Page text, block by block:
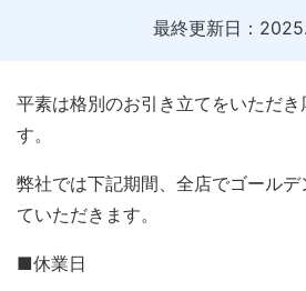
最終更新日：
平素は格別のお引き立てをいただき
す。
弊社では下記期間、全店でゴール
ていただきます。
■休業日